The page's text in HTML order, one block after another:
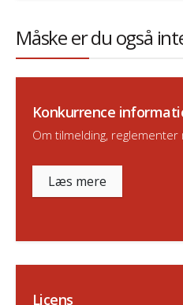
Måske er du også
Konkurrence
Om tilmelding, reglementer
Læs mere
Licens